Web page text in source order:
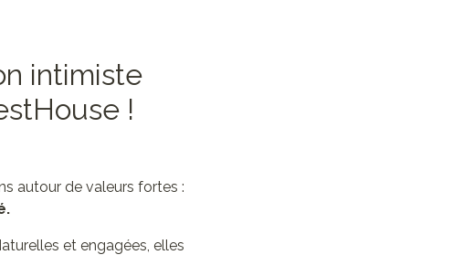
intimiste
!
autour de valeurs fortes :
et engagées, elles